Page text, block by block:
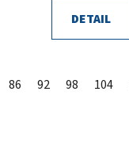
DETAIL
86 92 98 104